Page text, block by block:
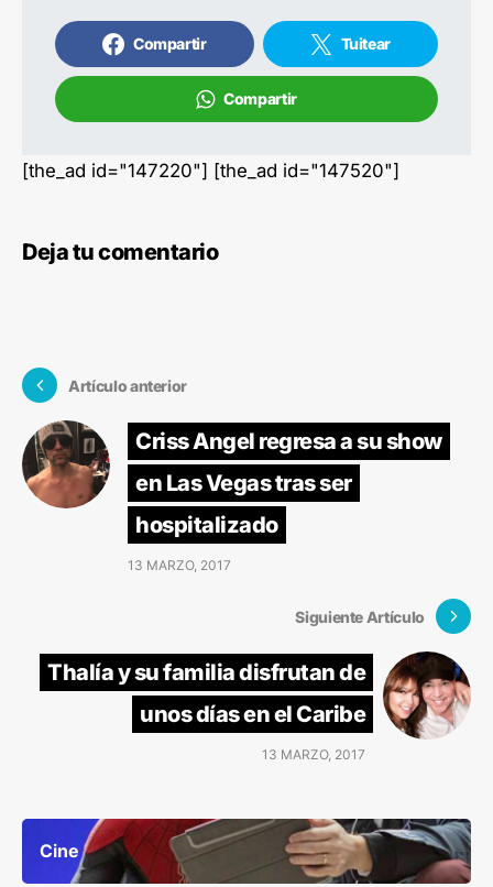
Compartir Tuitear
Compartir
[the_ad id="147220"] [the_ad id="147520"]
Deja tu comentario
Artículo anterior
Criss Angel regresa a su show
en Las Vegas tras ser
hospitalizado
13 MARZO, 2017
Siguiente Artículo
Thalía y su familia disfrutan de
unos días en el Caribe
13 MARZO, 2017
Cine